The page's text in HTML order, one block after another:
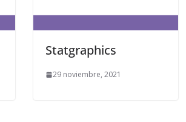
Statgraphics
29 noviembre, 2021